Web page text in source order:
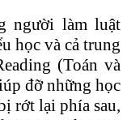
người làm luật
học và cả trung
(Toán và
đỡ những học
rớt lại phía sau,